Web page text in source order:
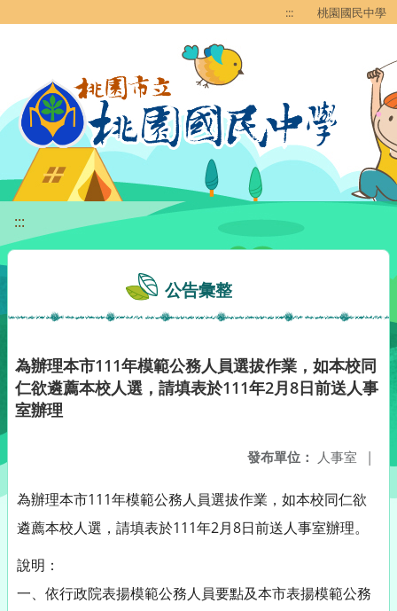
::: 桃園國民中學
:::
公告彙整
為辦理本市111年模範公務人員選拔作業，如本校同
仁欲遴薦本校人選，請填表於111年2月8日前送人事
室辦理
發布單位： 人事室 |
為辦理本市111年模範公務人員選拔作業，如本校同仁欲
遴薦本校人選，請填表於111年2月8日前送人事室辦理。
說明：
一、依行政院表揚模範公務人員要點及本市表揚模範公務